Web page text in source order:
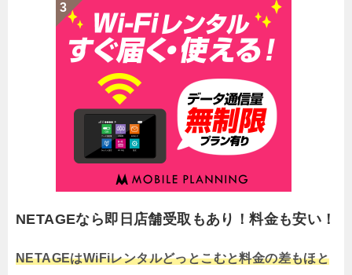
NETAGEなら即日店舗受取もあり！料金も安い！
NETAGEはWiFiレンタルどっとこむと料金の差もほと